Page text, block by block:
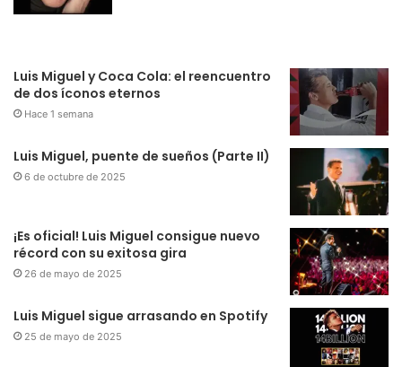
Luis Miguel y Coca Cola: el reencuentro
de dos íconos eternos
Hace 1 semana
Luis Miguel, puente de sueños (Parte II)
6 de octubre de 2025
¡Es oficial! Luis Miguel consigue nuevo
récord con su exitosa gira
26 de mayo de 2025
Luis Miguel sigue arrasando en Spotify
25 de mayo de 2025